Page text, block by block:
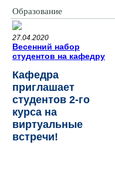
Образование
27.04.2020
Весенний набор
студентов на кафедру
Кафедра
приглашает
студентов 2-го
курса на
виртуальные
встречи!